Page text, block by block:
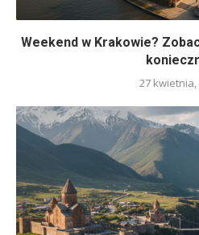
Weekend w Krakowie?
27 kwietnia,